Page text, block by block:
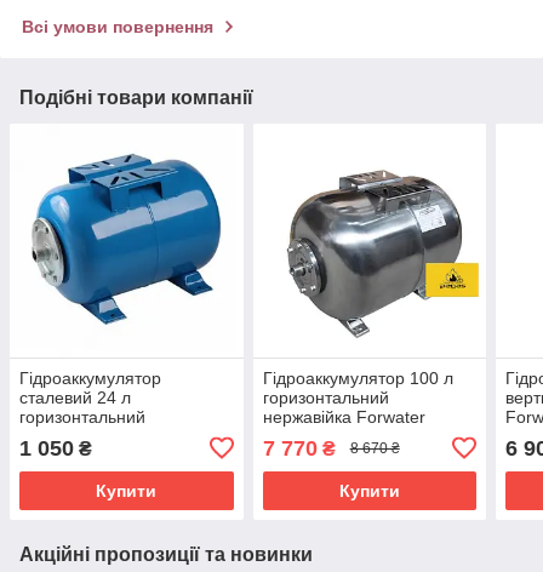
Всі умови повернення
Подібні товари компанії
Гідроаккумулятор
сталевий 24 л
горизонтальний
1 050 ₴
Купити
Гідроаккумулятор 100 л
горизонтальний
нержавійка Forwater
7 770₴ 8 670 ₴
Купити
6
Акційні пропозиції та новинки